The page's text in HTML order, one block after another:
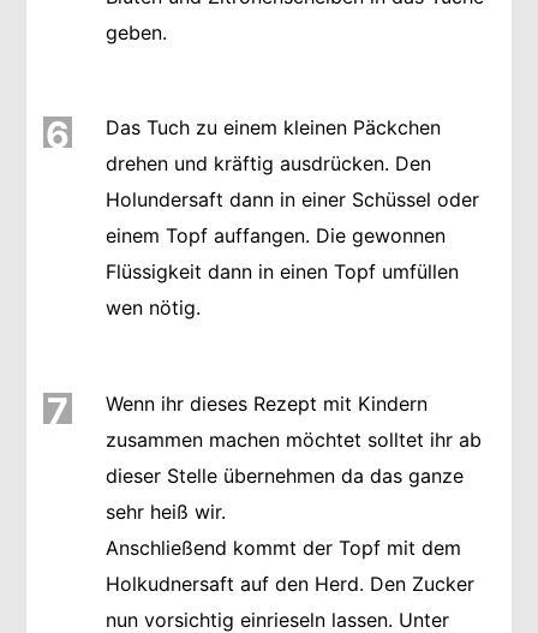
geben.
6
Das Tuch zu einem kleinen Päckchen
drehen und kräftig ausdrücken. Den
Holundersaft dann in einer Schüssel oder
einem Topf auffangen. Die gewonnen
Flüssigkeit dann in einen Topf umfüllen
wen nötig.
7
Wenn ihr dieses Rezept mit Kindern
zusammen machen möchtet solltet ihr ab
dieser Stelle übernehmen da das ganze
sehr heiß wir.
Anschließend kommt der Topf mit dem
Holkudnersaft auf den Herd. Den Zucker
nun vorsichtig einrieseln lassen. Unter